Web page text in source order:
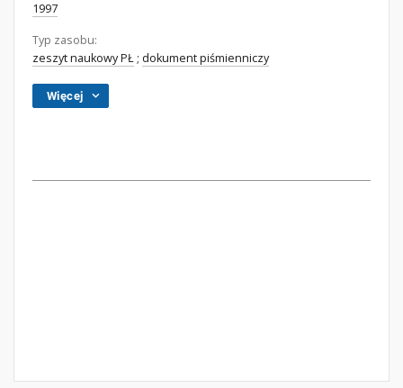
1997
Typ zasobu:
zeszyt naukowy PŁ ; dokument piśmienniczy
Więcej